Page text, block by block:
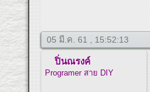
05 มี.ค. 61 , 15:52:13
ปิ่นณรงค์
Programer สาย DIY